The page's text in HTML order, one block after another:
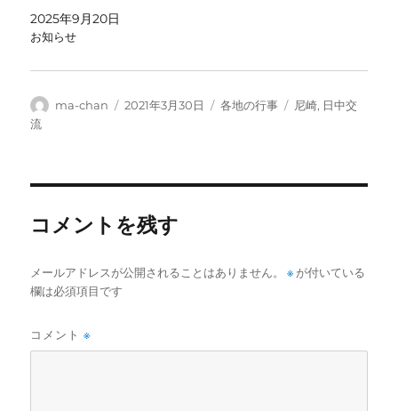
2025年9月20日
お知らせ
投
ma-chan
投
2021年3月30日
カ
各地の行事
タ
尼崎, 日中交
流
コメントを残す
メールアドレスが公開されることはありません。 ※ が付いている
欄は必須項目です
コメント※